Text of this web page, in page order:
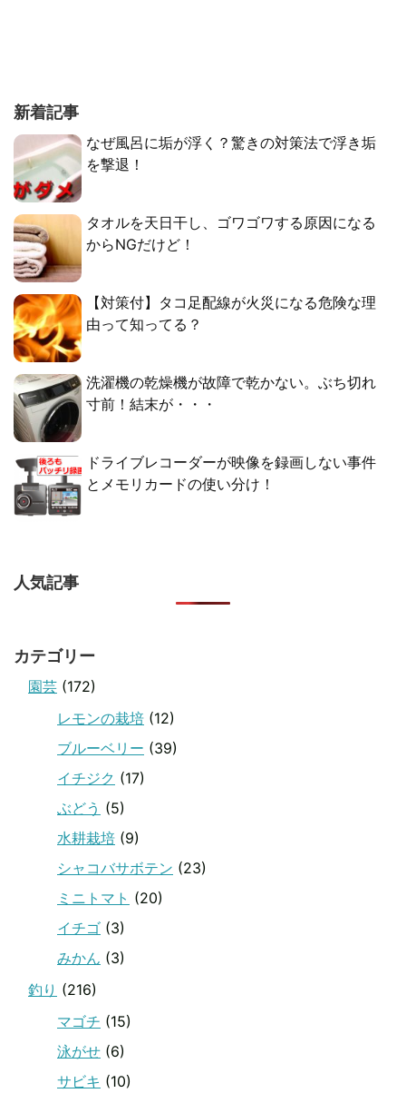
新着記事
なぜ風呂に垢が浮く？驚きの対策法で浮き垢
を撃退！
タオルを天日干し、ゴワゴワする原因になる
からNGだけど！
【対策付】タコ足配線が火災になる危険な理
由って知ってる？
洗濯機の乾燥機が故障で乾かない。ぶち切れ
寸前！結末が・・・
ドライブレコーダーが映像を録画しない事件
とメモリカードの使い分け！
人気記事
カテゴリー
園芸 (172)
レモンの栽培 (12)
ブルーベリー (39)
イチジク (17)
ぶどう (5)
水耕栽培 (9)
シャコバサボテン (23)
ミニトマト (20)
イチゴ (3)
みかん (3)
釣り (216)
マゴチ (15)
泳がせ (6)
サビキ (10)